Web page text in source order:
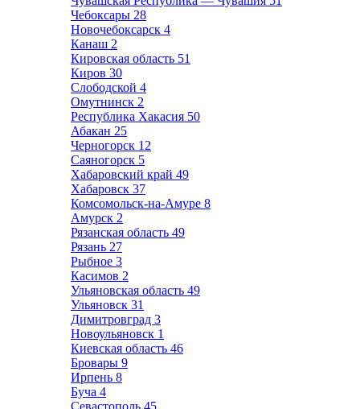
Чебоксары 28
Новочебоксарск 4
Канаш 2
Кировская область 51
Киров 30
Слободской 4
Омутнинск 2
Республика Хакасия 50
Абакан 25
Черногорск 12
Саяногорск 5
Хабаровский край 49
Хабаровск 37
Комсомольск-на-Амуре 8
Амурск 2
Рязанская область 49
Рязань 27
Рыбное 3
Касимов 2
Ульяновская область 49
Ульяновск 31
Димитровград 3
Новоульяновск 1
Киевская область 46
Бровары 9
Ирпень 8
Буча 4
Севастополь 45